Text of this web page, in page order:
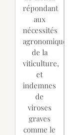
répondant
aux
nécessités
agronomiques
de la
viticulture,
et
indemnes
de
viroses
graves
comme le